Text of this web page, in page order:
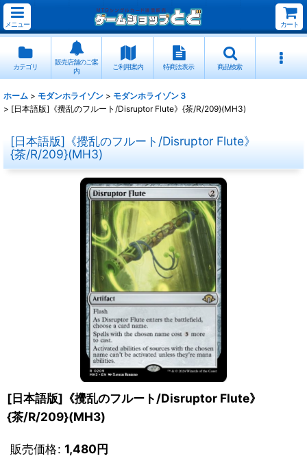
メニュー カート
カテゴリ
販売店舗のご案
内
ご利用案内 特商法表示 商品検索
ホーム > モダンホライゾン > モダンホライゾン３
> [日本語版]《攪乱のフルート/Disruptor Flute》{茶/R/209}(MH3)
[日本語版]《攪乱のフルート/Disruptor Flute》
{茶/R/209}(MH3)
[日本語版]《攪乱のフルート/Disruptor Flute》
{茶/R/209}(MH3)
販売価格: 1,480円